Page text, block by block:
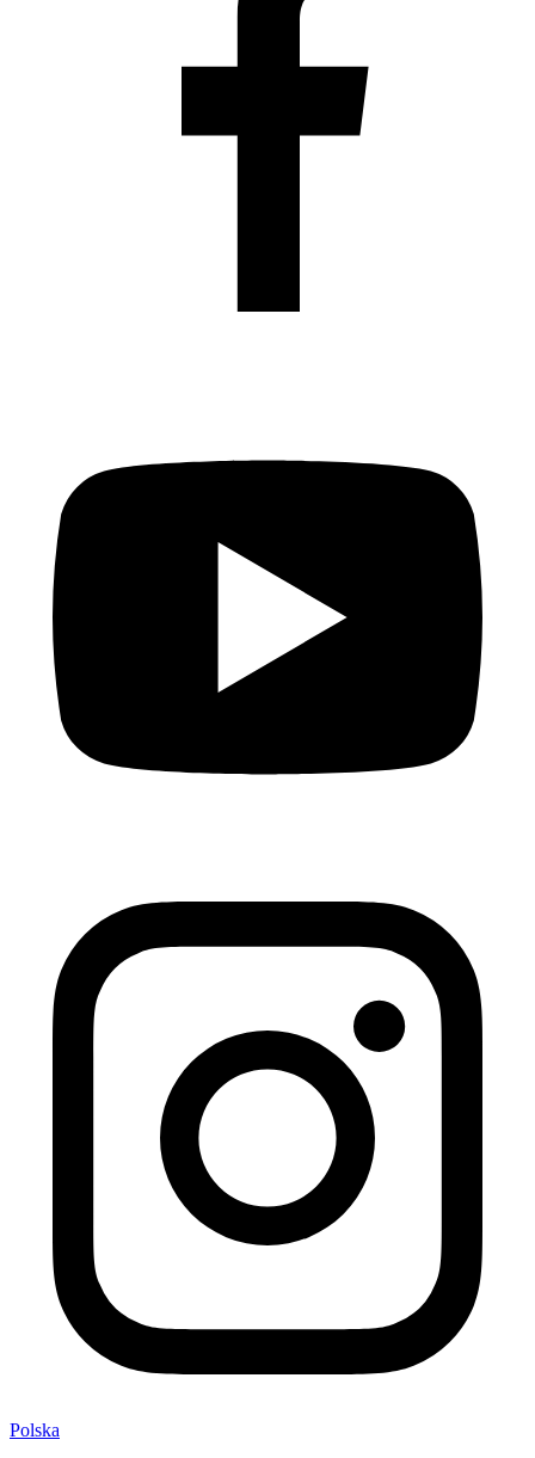
Polska